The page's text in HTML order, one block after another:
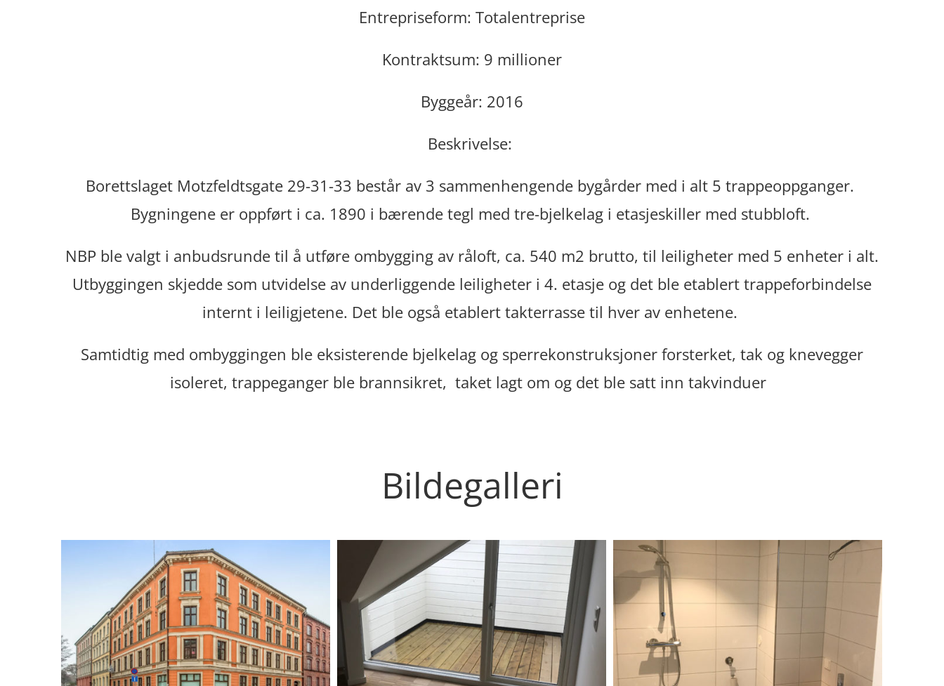
Entrepriseform: Totalentreprise
Kontraktsum: 9 millioner
Byggeår: 2016
Beskrivelse:
Borettslaget Motzfeldtsgate 29-31-33 består av 3 sammenhengende bygårder med i alt 5 trappeoppganger.
Bygningene er oppført i ca. 1890 i bærende tegl med tre-bjelkelag i etasjeskiller med stubbloft.
NBP ble valgt i anbudsrunde til å utføre ombygging av råloft, ca. 540 m2 brutto, til leiligheter med 5 enheter i alt.
Utbyggingen skjedde som utvidelse av underliggende leiligheter i 4. etasje og det ble etablert trappeforbindelse
internt i leiligjetene. Det ble også etablert takterrasse til hver av enhetene.
Samtidtig med ombyggingen ble eksisterende bjelkelag og sperrekonstruksjoner forsterket, tak og knevegger
isoleret, trappeganger ble brannsikret, taket lagt om og det ble satt inn takvinduer
Bildegalleri